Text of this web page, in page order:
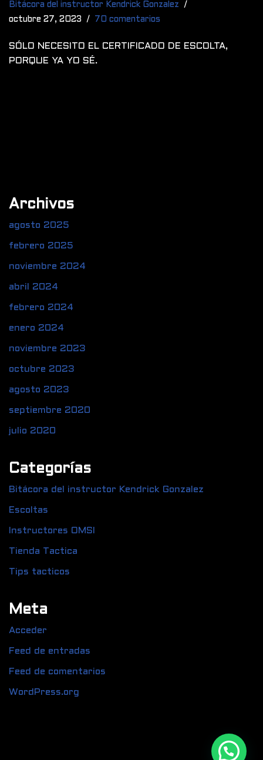
Bitácora del instructor Kendrick Gonzalez
octubre 27, 2023
70 comentarios
SÓLO NECESITO EL CERTIFICADO DE ESCOLTA,
PORQUE YA YO SÉ.
Archivos
agosto 2025
febrero 2025
noviembre 2024
abril 2024
febrero 2024
enero 2024
noviembre 2023
octubre 2023
agosto 2023
septiembre 2020
julio 2020
Categorías
Bitácora del instructor Kendrick Gonzalez
Escoltas
Instructores OMSI
Tienda Tactica
Tips tacticos
Meta
Acceder
Feed de entradas
Feed de comentarios
WordPress.org